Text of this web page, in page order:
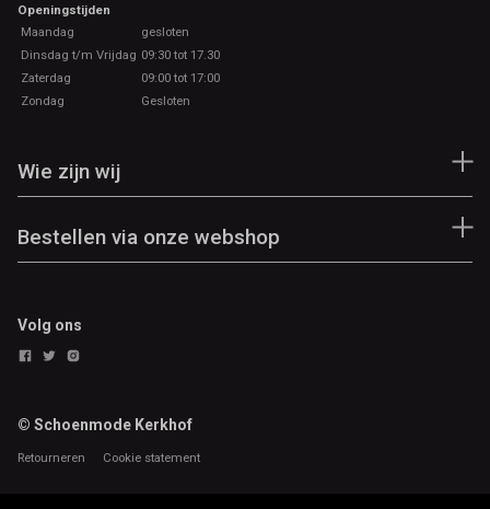
Openingstijden
Maandag
gesloten
Dinsdag t/m Vrijdag 09:30 tot 17.30
Zaterdag
09:00 tot 17:00
Zondag
Gesloten
Wie zijn wij
Bestellen via onze webshop
Volg ons
© Schoenmode Kerkhof
Retourneren Cookie statement